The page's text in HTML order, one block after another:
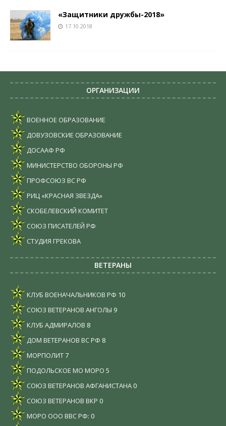
«Защитники дружбы-2018»
17.10.2018
ОРГАНИЗАЦИИ
ВОЕННОЕ ОБРАЗОВАНИЕ
ДОВУЗОВСКИЕ ОБРАЗОВАНИЕ
ДОСААФ РФ
МИНИСТЕРСТВО ОБОРОНЫ РФ
ПРОФСОЮЗ ВС РФ
РИЦ «КРАСНАЯ ЗВЕЗДА»
СКОБЕЛЕВСКИЙ КОМИТЕТ
СОЮЗ ПИСАТЕЛЕЙ РФ
СТУДИЯ ГРЕКОВА
ВЕТЕРАНЫ
КЛУБ ВОЕНАЧАЛЬНИКОВ РФ 10
СОЮЗ ВЕТЕРАНОВ АНГОЛЫ 9
КЛУБ АДМИРАЛОВ 8
ДОМ ВЕТЕРАНОВ ВС РФ 8
МОРПОЛИТ7
ПОДОЛЬСКОЕ МО МОРО 5
СОЮЗ ВЕТЕРАНОВ АФГАНИСТАНА 0
СОЮЗ ВЕТЕРАНОВ ВКР 0
МОРО ООО ВВС РФ: 0